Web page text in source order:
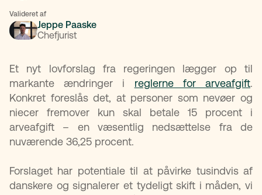
Valideret af
Jeppe Paaske
Chefjurist
Et nyt lovforslag fra regeringen lægger op til
markante ændringer i reglerne for arveafgift.
Konkret foreslås det, at personer som nevøer og
niecer fremover kun skal betale 15 procent i
arveafgift – en væsentlig nedsættelse fra de
nuværende 36,25 procent.
Forslaget har potentiale til at påvirke tusindvis af
danskere og signalerer et tydeligt skift i måden, vi